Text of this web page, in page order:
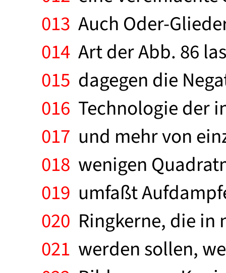
013 Auch Oder-
014 Art der Abb. 86
015 dagegen die
016 Technologie der
017 und mehr von
018 wenigen
019 umfaßt
020 Ringkerne, die
021 werden sollen,